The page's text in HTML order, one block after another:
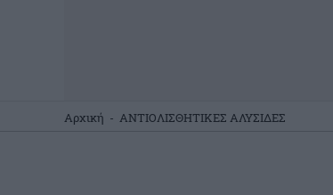
Αρχική - ΑΝΤΙΟΛΙΣΘΗΤΙΚΕΣ ΑΛΥΣΙΔΕΣ